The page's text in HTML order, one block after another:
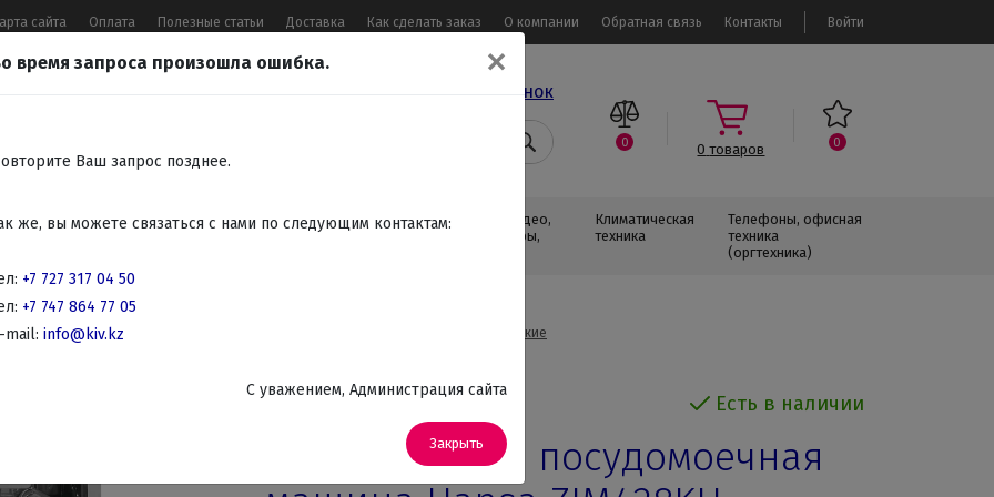
Войти
сайта Оплата Полезные статьи Доставка Как сделать заказ О компании Обратная связь Контакты
04 50 Заказать звонок
0 0 товаров 0
Встраиваемая
бытовая
Крупно
Мелко
Красота,
Аудио, Видео,
Телевизоры,
Климатическая
техника
Телефоны, офисная
техника
(оргтехника)
посудомоечные машины Встраиваемые посудомоечные машины узкие
Артикул: ZIM428KH Есть в наличии
Встраиваемая посудомоечная
✕
время запроса произошла ошибка.
Ваш запрос позднее.
же, вы можете связаться с нами по следующим контактам:
+7 727 317 04 50
+7 747 864 77 05
mail: info@kiv.kz
C уважением, Администрация сайта
Закрыть